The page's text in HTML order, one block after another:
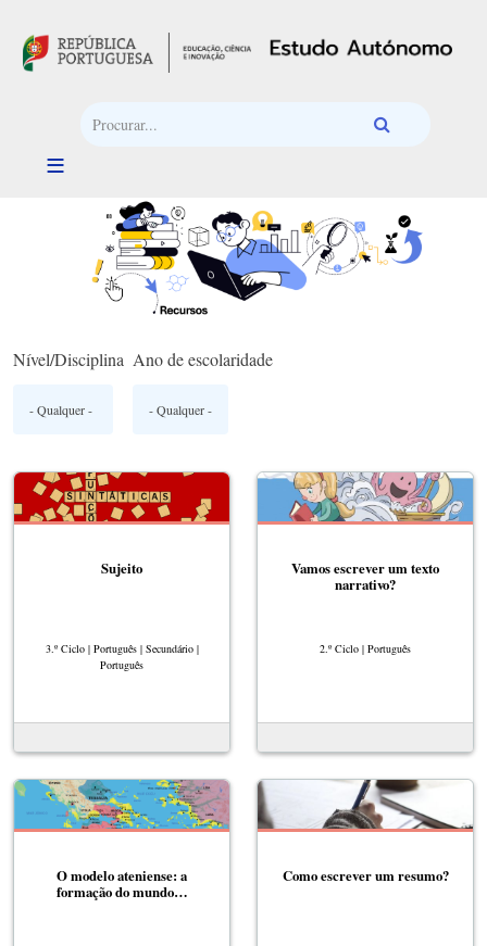
Nível/Disciplina Ano de escolaridade
Sujeito
3.º Ciclo | Português | Secundário |
Português
Vamos escrever um texto
narrativo?
2.º Ciclo | Português
O modelo ateniense: a
formação do mundo…
Como escrever um resumo?